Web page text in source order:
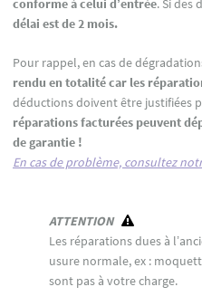
conforme à celui d’entrée. Si des
délai est de 2 mois.
Pour rappel, en cas de
rendu en totalité car les
déductions doivent être justifiées
réparations facturées peuvent
de garantie !
En cas de problème, consultez
ATTENTION
Les réparations dues à
usure normale, ex :
sont pas à votre charge.